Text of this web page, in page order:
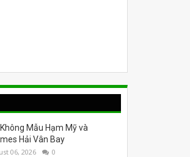
Mẫu Hạm Mỹ và
Hải Vân Bay
06, 2026 0